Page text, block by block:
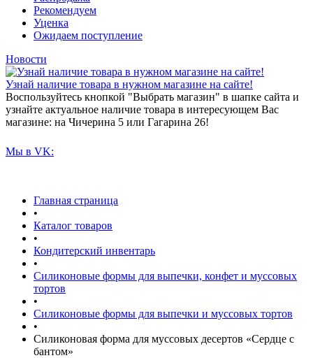
Рекомендуем
Уценка
Ожидаем поступление
Новости
Узнай наличие товара в нужном магазине на сайте!
Воспользуйтесь кнопкой "Выбрать магазин" в шапке сайта и
узнайте актуальное наличие товара в интересующем Вас
магазине: на Чичерина 5 или Гагарина 26!
Мы в VK:
Главная страница
•
Каталог товаров
•
Кондитерский инвентарь
•
Силиконовые формы для выпечки, конфет и муссовых
тортов
•
Силиконовые формы для выпечки и муссовых тортов
•
Силиконовая форма для муссовых десертов «Сердце с
бантом»